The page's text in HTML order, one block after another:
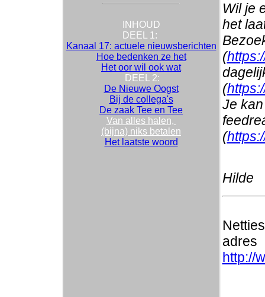
INHOUD
DEEL 1:
Kanaal 17: actuele nieuwsberichten
Hoe bedenken ze het
Het oor wil ook wat
DEEL 2:
De Nieuwe Oogst
Bij de collega's
De zaak Tee en Tee
Van alles halen,
(bijna) niks betalen
Het laatste woord
Wil je
het
(
(
Je
(
Hilde
adres
http://